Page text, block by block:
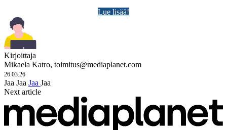
Lue lisää!
Kirjoittaja
Mikaela Katro, toimitus@mediaplanet.com
26.03.26
Jaa Jaa Jaa Jaa
Next article